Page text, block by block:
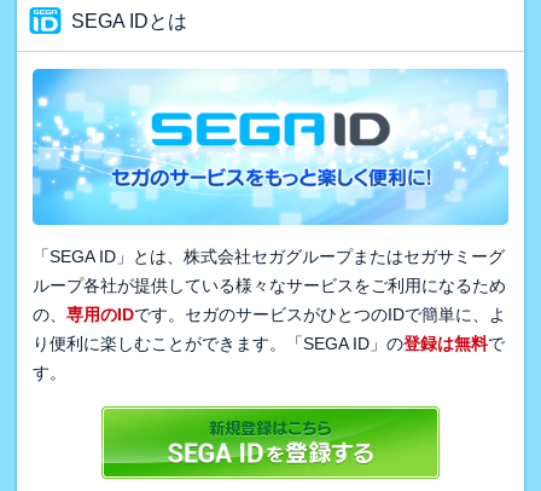
SEGA IDとは
「SEGA ID」とは、株式会社セガグループまたはセガサミーグ
ループ各社が提供している様々なサービスをご利用になるため
の、専用のIDです。セガのサービスがひとつのIDで簡単に、よ
り便利に楽しむことができます。「SEGA ID」の登録は無料で
す。